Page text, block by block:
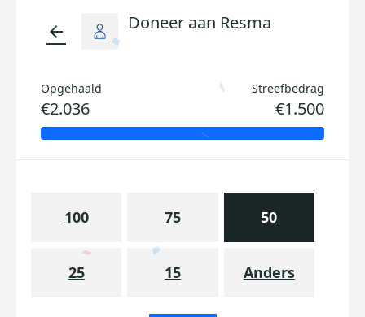
arrow_back Doneer aan Resma
Opgehaald
€2.036
Streefbedrag
€1.500
100 75 50
25 15 Anders